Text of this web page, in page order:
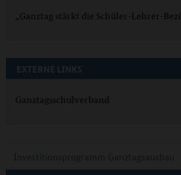
„Ganztag stärkt die Schüler-Lehrer-
EXTERNE LINKS
Ganztagsschulverband
Investitionsprogramm Ganztagsausbau